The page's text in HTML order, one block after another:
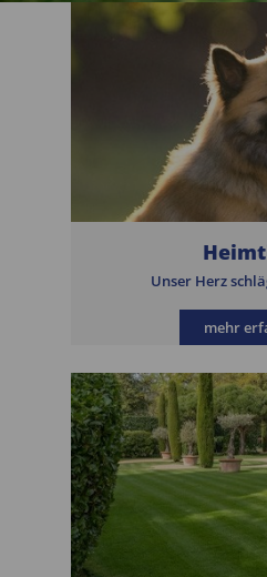
Unser Herz
mehr